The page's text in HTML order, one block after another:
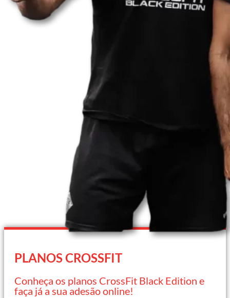
PLANOS CROSSFIT
Conheça os planos CrossFit Black Edition e
faça já a sua adesão online!